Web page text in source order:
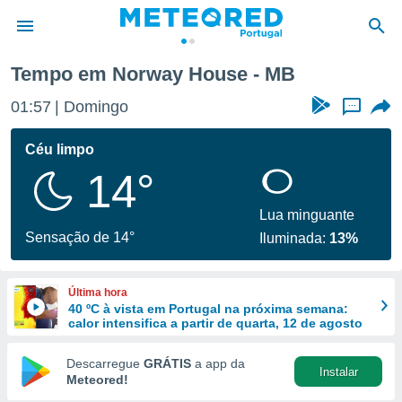
da
foi
fornecidas
a este
das
e
forma
digital
Tempo em Norway House - MB
01:57 Domingo ...
Céu limpo
14°
Sensação de 14°
Lua minguante
Iluminada: 13%
Última hora
40 ºC à vista em Portugal na próxima semana:
calor intensifica a partir de quarta, 12 de agosto
Descarregue GRÁTIS a app da
Meteored!
Instalar